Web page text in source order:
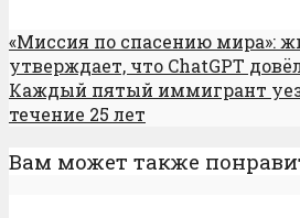
«Миссия по спасению мира»:
утверждает, что ChatGPT
Каждый пятый иммигрант
течение 25 лет
Вам может также